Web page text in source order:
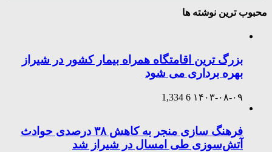
محبوب ترین نوشته ها
بزرگ ترین اقامتگاه همراه بیمار کشور در شیراز
بهره برداری می شود
۱۴۰۳-۰۸-۰۹ 6
1,334
فرهنگ سازی منجر به کاهش ۳۸ درصدی حوادث
آتش‌سوزی طی امسال در شیراز شد